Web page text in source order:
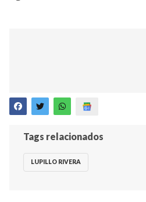
Tags relacionados
LUPILLO RIVERA